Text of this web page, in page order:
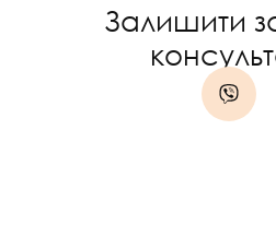
Залишити